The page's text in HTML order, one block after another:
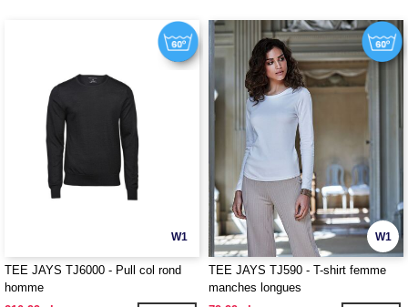
W1
TEE JAYS TJ6000 - Pull col rond
homme
W1
TEE JAYS TJ590 - T-shirt femme
manches longues